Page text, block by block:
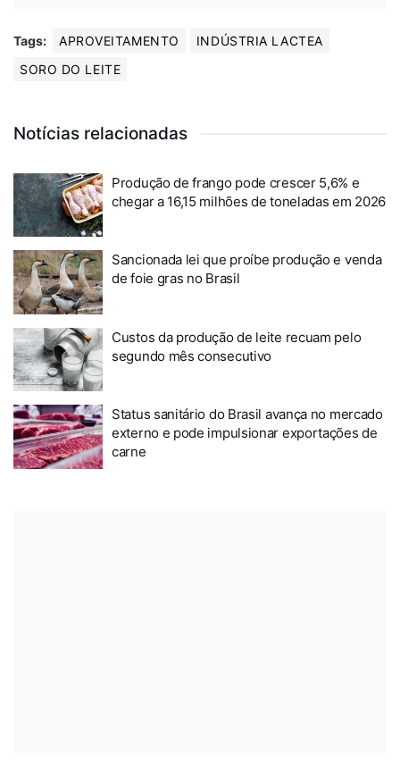
Tags: APROVEITAMENTO
INDÚSTRIA LACTEA
SORO DO LEITE
Notícias relacionadas
Produção de frango pode crescer 5,6% e
chegar a 16,15 milhões de toneladas em 2026
Sancionada lei que proíbe produção e venda
de foie gras no Brasil
Custos da produção de leite recuam pelo
segundo mês consecutivo
Status sanitário do Brasil avança no mercado
externo e pode impulsionar exportações de
carne